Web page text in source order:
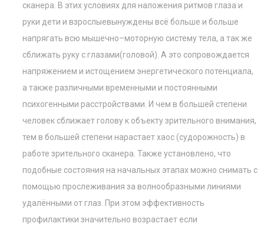
сканера. В этих условиях для наложения ритмов глаза и
руки дети и взрослыевынуждены всё больше и больше
напрягать всю мышечно–моторную систему тела, а так же
сближать руку с глазами(головой). А это сопровождается
напряжением и истощением энергетического потенциала,
а также различными временными и постоянными
психогенными расстройствами. И чем в большей степени
человек сближает голову к объекту зрительного внимания,
тем в большей степени нарастает хаос (судорожность) в
работе зрительного сканера. Также установлено, что
подобные состояния на начальных этапах можно снимать с
помощью прослеживания за волнообразными линиями
удалёнными от глаз. При этом эффективность
профилактики значительно возрастает если